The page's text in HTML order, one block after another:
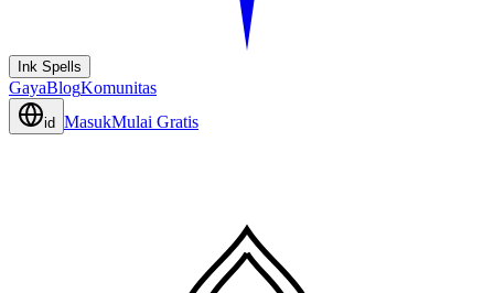
Ink Spells
GayaBlogKomunitas
id MasukMulai Gratis